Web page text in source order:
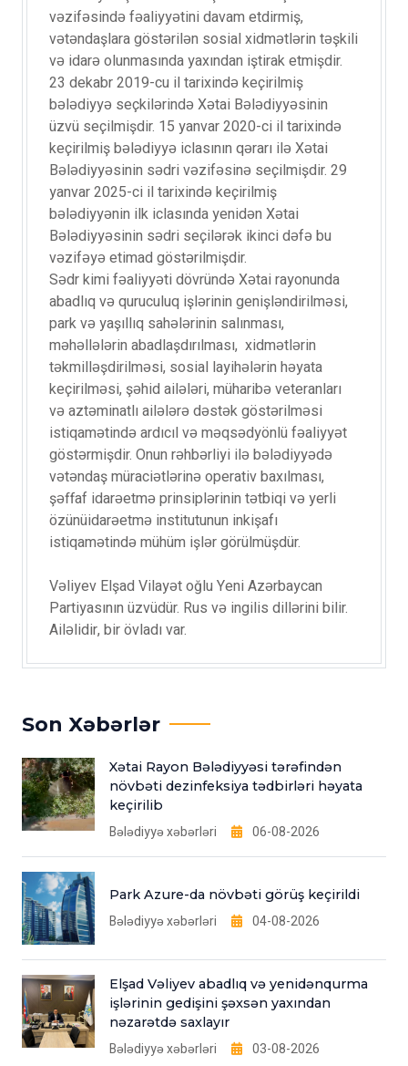
vəzifəsində fəaliyyətini davam etdirmiş,
vətəndaşlara göstərilən sosial xidmətlərin təşkili
və idarə olunmasında yaxından iştirak etmişdir.
23 dekabr 2019-cu il tarixində keçirilmiş
bələdiyyə seçkilərində Xətai Bələdiyyəsinin
üzvü seçilmişdir. 15 yanvar 2020-ci il tarixində
keçirilmiş bələdiyyə iclasının qərarı ilə Xətai
Bələdiyyəsinin sədri vəzifəsinə seçilmişdir. 29
yanvar 2025-ci il tarixində keçirilmiş
bələdiyyənin ilk iclasında yenidən Xətai
Bələdiyyəsinin sədri seçilərək ikinci dəfə bu
vəzifəyə etimad göstərilmişdir.
Sədr kimi fəaliyyəti dövründə Xətai rayonunda
abadlıq və quruculuq işlərinin genişləndirilməsi,
park və yaşıllıq sahələrinin salınması,
məhəllələrin abadlaşdırılması, xidmətlərin
təkmilləşdirilməsi, sosial layihələrin həyata
keçirilməsi, şəhid ailələri, müharibə veteranları
və aztəminatlı ailələrə dəstək göstərilməsi
istiqamətində ardıcıl və məqsədyönlü fəaliyyət
göstərmişdir. Onun rəhbərliyi ilə bələdiyyədə
vətəndaş müraciətlərinə operativ baxılması,
şəffaf idarəetmə prinsiplərinin tətbiqi və yerli
özünüidarəetmə institutunun inkişafı
istiqamətində mühüm işlər görülmüşdür.
Vəliyev Elşad Vilayət oğlu Yeni Azərbaycan
Partiyasının üzvüdür. Rus və ingilis dillərini bilir.
Ailəlidir, bir övladı var.
Son Xəbərlər
Xətai Rayon Bələdiyyəsi tərəfindən
növbəti dezinfeksiya tədbirləri həyata
keçirilib
Bələdiyyə xəbərləri 06-08-2026
Park Azure-da növbəti görüş keçirildi
Bələdiyyə xəbərləri 04-08-2026
Elşad Vəliyev abadlıq və yenidənqurma
işlərinin gedişini şəxsən yaxından
nəzarətdə saxlayır
Bələdiyyə xəbərləri 03-08-2026